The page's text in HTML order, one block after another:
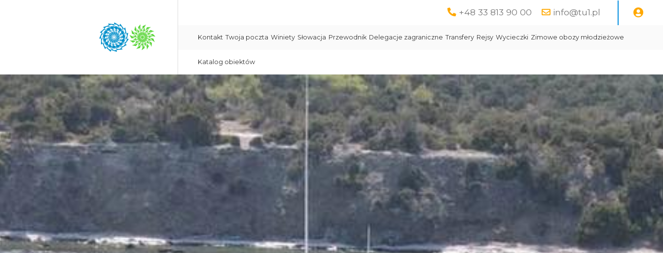
+48 33 813 90 00 info@tu1.pl
Kontakt Twoja poczta Winiety Słowacja Przewodnik Delegacje zagraniczne Transfery Rejsy Wycieczki Zimowe obozy młodzieżowe
Katalog obiektów